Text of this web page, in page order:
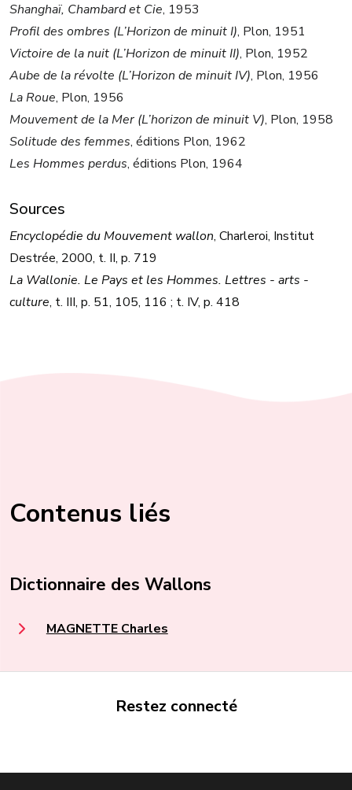
Shanghaï, Chambard et Cie, 1953
Profil des ombres (L’Horizon de minuit I), Plon, 1951
Victoire de la nuit (L’Horizon de minuit II), Plon, 1952
Aube de la révolte (L’Horizon de minuit IV), Plon, 1956
La Roue, Plon, 1956
Mouvement de la Mer (L’horizon de minuit V), Plon, 1958
Solitude des femmes, éditions Plon, 1962
Les Hommes perdus, éditions Plon, 1964
Sources
Encyclopédie du Mouvement wallon, Charleroi, Institut
Destrée, 2000, t. II, p. 719
La Wallonie. Le Pays et les Hommes. Lettres - arts -
culture, t. III, p. 51, 105, 116 ; t. IV, p. 418
Contenus liés
Dictionnaire des Wallons
MAGNETTE Charles
Restez connecté